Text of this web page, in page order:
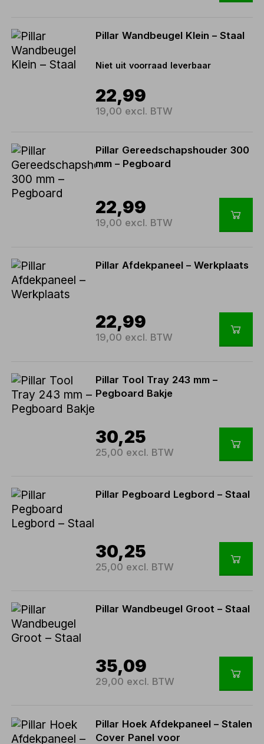
Pillar Wandbeugel Klein – Staal
Niet uit voorraad leverbaar
22,99
19,00 excl. BTW
Pillar Gereedschapshouder 300
mm – Pegboard
22,99
19,00 excl. BTW
Pillar Afdekpaneel – Werkplaats
22,99
19,00 excl. BTW
Pillar Tool Tray 243 mm –
Pegboard Bakje
30,25
25,00 excl. BTW
Pillar Pegboard Legbord – Staal
30,25
25,00 excl. BTW
Pillar Wandbeugel Groot – Staal
35,09
29,00 excl. BTW
Pillar Hoek Afdekpaneel – Stalen
Cover Panel voor